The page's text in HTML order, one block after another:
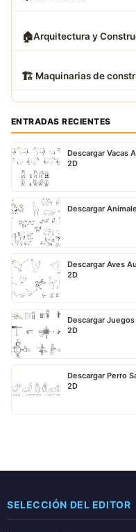
🏠Arquitectura y
🏗 Maquinarias de
ENTRADAS RECIENTES
Descargar Vacas
2D
Descargar
Descargar Aves
2D
Descargar
2D
Descargar Perro
2D
SELECCIÓN DEL EDITOR